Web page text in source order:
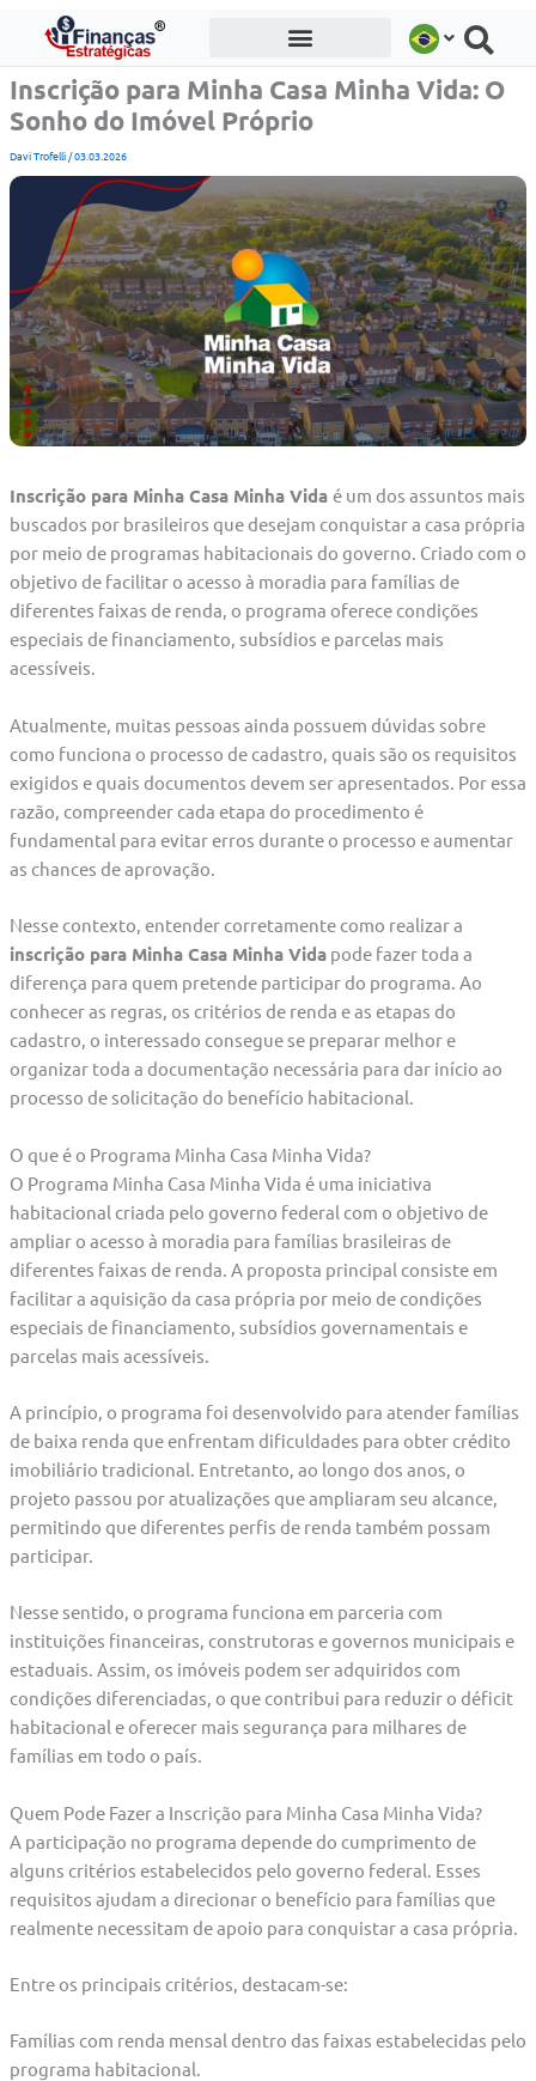
conteúdo
Inscrição para Minha Casa Minha Vida: O
Sonho do Imóvel Próprio
Davi Trofelli/03.03.2026
Inscrição para Minha Casa Minha Vida é um dos assuntos mais
buscados por brasileiros que desejam conquistar a casa própria
por meio de programas habitacionais do governo. Criado com o
objetivo de facilitar o acesso à moradia para famílias de
diferentes faixas de renda, o programa oferece condições
especiais de financiamento, subsídios e parcelas mais
acessíveis.
Atualmente, muitas pessoas ainda possuem dúvidas sobre
como funciona o processo de cadastro, quais são os requisitos
exigidos e quais documentos devem ser apresentados. Por essa
razão, compreender cada etapa do procedimento é
fundamental para evitar erros durante o processo e aumentar
as chances de aprovação.
Nesse contexto, entender corretamente como realizar a
inscrição para Minha Casa Minha Vidapode fazer toda a
diferença para quem pretende participar do programa. Ao
conhecer as regras, os critérios de renda e as etapas do
cadastro, o interessado consegue se preparar melhor e
organizar toda a documentação necessária para dar início ao
processo de solicitação do benefício habitacional.
O que é o Programa Minha Casa Minha Vida?
O Programa Minha Casa Minha Vida é uma iniciativa
habitacional criada pelo governo federal com o objetivo de
ampliar o acesso à moradia para famílias brasileiras de
diferentes faixas de renda. A proposta principal consiste em
facilitar a aquisição da casa própria por meio de condições
especiais de financiamento, subsídios governamentais e
parcelas mais acessíveis.
A princípio, o programa foi desenvolvido para atender famílias
de baixa renda que enfrentam dificuldades para obter crédito
imobiliário tradicional. Entretanto, ao longo dos anos, o
projeto passou por atualizações que ampliaram seu alcance,
permitindo que diferentes perfis de renda também possam
participar.
Nesse sentido, o programa funciona em parceria com
instituições financeiras, construtoras e governos municipais e
estaduais. Assim, os imóveis podem ser adquiridos com
condições diferenciadas, o que contribui para reduzir o déficit
habitacional e oferecer mais segurança para milhares de
famílias em todo o país.
Quem Pode Fazer a Inscrição para Minha Casa Minha Vida?
A participação no programa depende do cumprimento de
alguns critérios estabelecidos pelo governo federal. Esses
requisitos ajudam a direcionar o benefício para famílias que
realmente necessitam de apoio para conquistar a casa própria.
Entre os principais critérios, destacam-se:
Famílias com renda mensal dentro das faixas estabelecidas pelo
programa habitacional.